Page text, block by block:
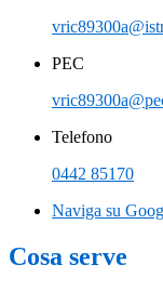
PEC
Telefono
0442 85170
Naviga su
Cosa serve